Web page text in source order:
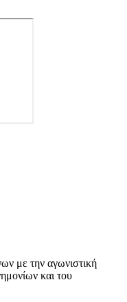
με την αγωνιστική
και του